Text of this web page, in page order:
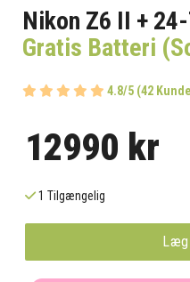
Nikon Z6 II +
Gratis Batteri
4.8/5 (42
12990 kr
1 Tilgængelig